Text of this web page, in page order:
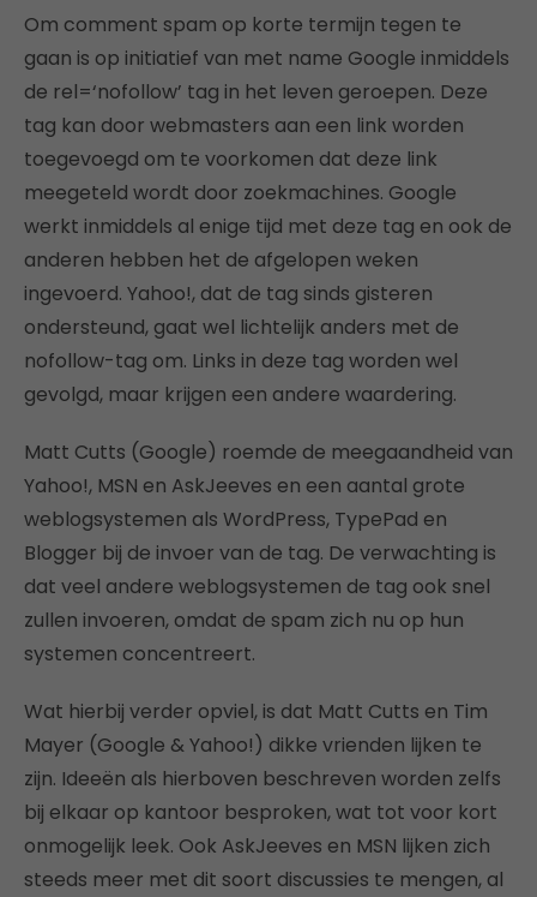
Om comment spam op korte termijn tegen te
gaan is op initiatief van met name Google inmiddels
de rel=‘nofollow’ tag in het leven geroepen. Deze
tag kan door webmasters aan een link worden
toegevoegd om te voorkomen dat deze link
meegeteld wordt door zoekmachines. Google
werkt inmiddels al enige tijd met deze tag en ook de
anderen hebben het de afgelopen weken
ingevoerd. Yahoo!, dat de tag sinds gisteren
ondersteund, gaat wel lichtelijk anders met de
nofollow-tag om. Links in deze tag worden wel
gevolgd, maar krijgen een andere waardering.
Matt Cutts (Google) roemde de meegaandheid van
Yahoo!, MSN en AskJeeves en een aantal grote
weblogsystemen als WordPress, TypePad en
Blogger bij de invoer van de tag. De verwachting is
dat veel andere weblogsystemen de tag ook snel
zullen invoeren, omdat de spam zich nu op hun
systemen concentreert.
Wat hierbij verder opviel, is dat Matt Cutts en Tim
Mayer (Google & Yahoo!) dikke vrienden lijken te
zijn. Ideeën als hierboven beschreven worden zelfs
bij elkaar op kantoor besproken, wat tot voor kort
onmogelijk leek. Ook AskJeeves en MSN lijken zich
steeds meer met dit soort discussies te mengen, al